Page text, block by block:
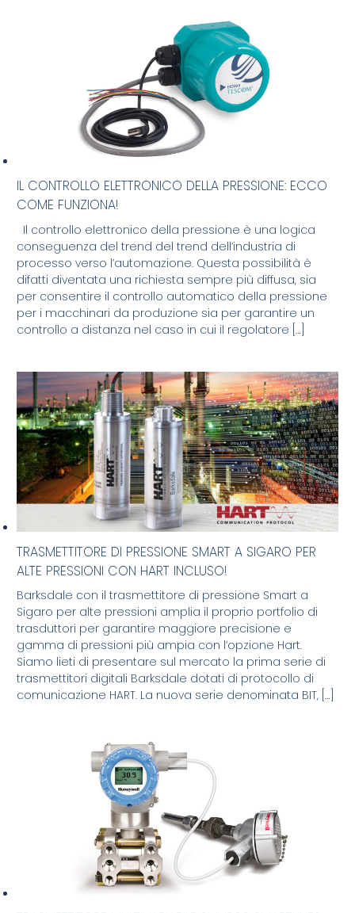
IL CONTROLLO ELETTRONICO DELLA PRESSIONE: ECCO
COME FUNZIONA!
Il controllo elettronico della pressione è una logica
conseguenza del trend del trend dell’industria di
processo verso l’automazione. Questa possibilità è
difatti diventata una richiesta sempre più diffusa, sia
per consentire il controllo automatico della pressione
per i macchinari da produzione sia per garantire un
controllo a distanza nel caso in cui il regolatore […]
TRASMETTITORE DI PRESSIONE SMART A SIGARO PER
ALTE PRESSIONI CON HART INCLUSO!
Barksdale con il trasmettitore di pressione Smart a
Sigaro per alte pressioni amplia il proprio portfolio di
trasduttori per garantire maggiore precisione e
gamma di pressioni più ampia con l’opzione Hart.
Siamo lieti di presentare sul mercato la prima serie di
trasmettitori digitali Barksdale dotati di protocollo di
comunicazione HART. La nuova serie denominata BIT, […]